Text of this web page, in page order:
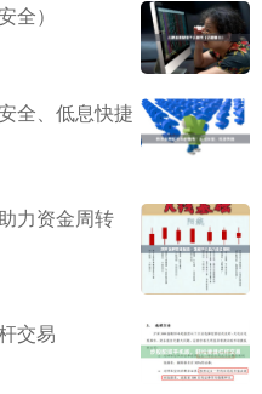
全）
全、低息快捷
力资金周转
交易